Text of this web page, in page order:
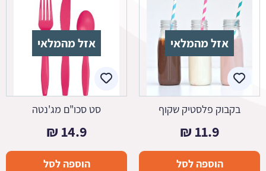
אזל מהמלאי
בקבוק פלסטיק שקוף
11.9
₪
הוספה לסל
אזל מהמלאי
סט סכו"ם מג'נטה
14.9
₪
הוספה לסל